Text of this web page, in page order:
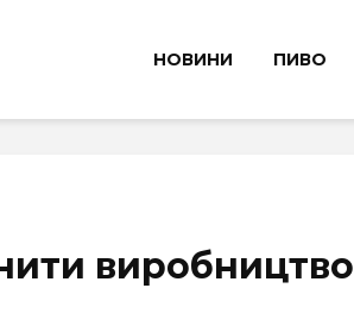
НОВИНИ ПИВО
виробництво